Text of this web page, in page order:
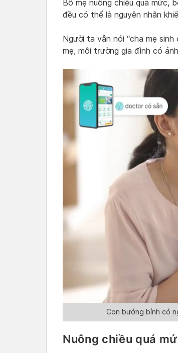
Bố mẹ nuông chiều quá mức,
đều có thể là nguyên nhân
Người ta vẫn nói “cha mẹ
mẹ, môi trường gia đình có
Con bướng bỉnh có
Nuông chiều quá